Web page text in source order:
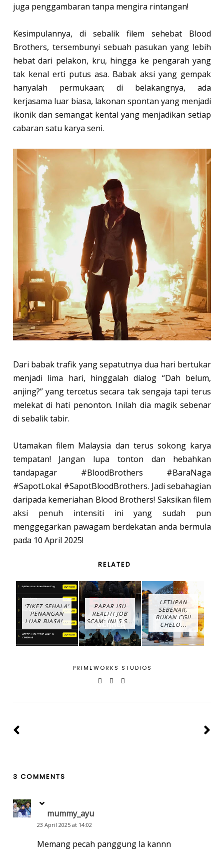
juga penggambaran tanpa mengira rintangan!
Kesimpulannya, di sebalik filem sehebat Blood
Brothers, tersembunyi sebuah pasukan yang lebih
hebat dari pelakon, kru, hingga ke pengarah yang
tak kenal erti putus asa. Babak aksi yang gempak
hanyalah permukaan; di belakangnya, ada
kerjasama luar biasa, lakonan spontan yang menjadi
ikonik dan semangat kental yang menjadikan setiap
cabaran satu karya seni.
Dari babak trafik yang sepatutnya dua hari bertukar
menjadi lima hari, hinggalah dialog “Dah belum,
anjing?” yang tercetus secara tak sengaja tapi terus
melekat di hati penonton. Inilah dia magik sebenar
di sebalik tabir.
Utamakan filem Malaysia dan terus sokong karya
tempatan! Jangan lupa tonton dan hebahkan
tandapagar #BloodBrothers #BaraNaga
#SapotLokal #SapotBloodBrothers. Jadi sebahagian
daripada kemeriahan Blood Brothers! Saksikan filem
aksi penuh intensiti ini yang sudah pun
menggegarkan pawagam berdekatan anda bermula
pada 10 April 2025!
RELATED
‘TIKET SEHALA’
PENANGAN
LUAR BIASA!...
PAPAR ISU
REALITI JOB
SCAM: INI 5 S...
LETUPAN
SEBENAR,
BUKAN CGI!
CHELO...
PRIMEWORKS STUDIOS
3 COMMENTS
mummy_ayu
23 April 2025 at 14:02
Memang pecah panggung la kannn